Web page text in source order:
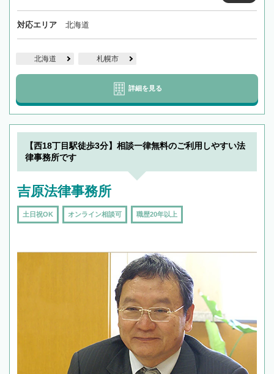
対応エリア 北海道
北海道 札幌市
詳細を見る
【西18丁目駅徒歩3分】相談一律無料のご利用しやすい法
律事務所です
吉原法律事務所
土日祝OK オンライン相談可 職歴20年以上